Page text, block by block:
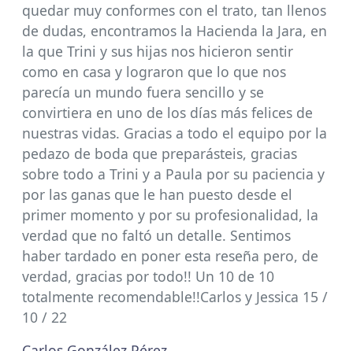
quedar muy conformes con el trato, tan llenos
de dudas, encontramos la Hacienda la Jara, en
la que Trini y sus hijas nos hicieron sentir
como en casa y lograron que lo que nos
parecía un mundo fuera sencillo y se
convirtiera en uno de los días más felices de
nuestras vidas. Gracias a todo el equipo por la
pedazo de boda que preparásteis, gracias
sobre todo a Trini y a Paula por su paciencia y
por las ganas que le han puesto desde el
primer momento y por su profesionalidad, la
verdad que no faltó un detalle. Sentimos
haber tardado en poner esta reseña pero, de
verdad, gracias por todo!! Un 10 de 10
totalmente recomendable!!Carlos y Jessica 15 /
10 / 22